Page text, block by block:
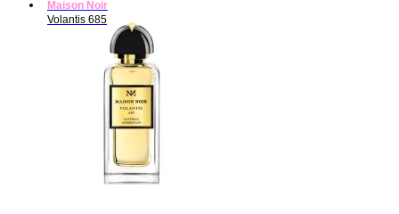
Maison Noir
Volantis 685